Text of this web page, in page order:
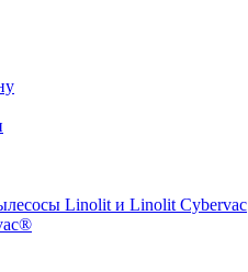
Linolit и Linolit Cybervac